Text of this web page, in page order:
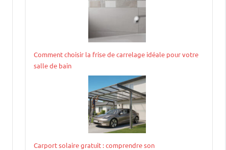
Comment choisir la frise de carrelage idéale pour votre
salle de bain
Carport solaire gratuit : comprendre son